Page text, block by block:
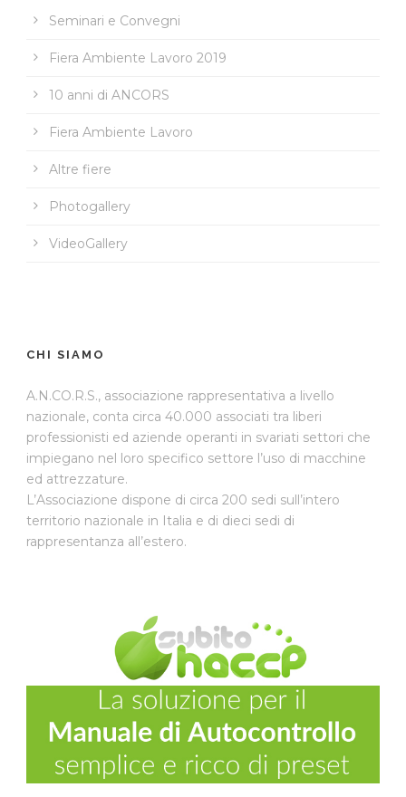
Seminari e Convegni
Fiera Ambiente Lavoro 2019
10 anni di ANCORS
Fiera Ambiente Lavoro
Altre fiere
Photogallery
VideoGallery
CHI SIAMO
A.N.CO.R.S., associazione rappresentativa a livello
nazionale, conta circa 40.000 associati tra liberi
professionisti ed aziende operanti in svariati settori che
impiegano nel loro specifico settore l’uso di macchine
ed attrezzature.
L’Associazione dispone di circa 200 sedi sull’intero
territorio nazionale in Italia e di dieci sedi di
rappresentanza all’estero.